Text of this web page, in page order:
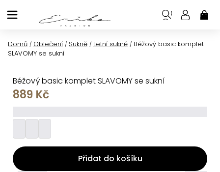
na
Domů / Oblečení / Sukně / Letní sukně / Béžový basic komplet
SLAVOMY se sukní
Béžový basic komplet SLAVOMY se sukní
889 Kč
Přidat do košíku